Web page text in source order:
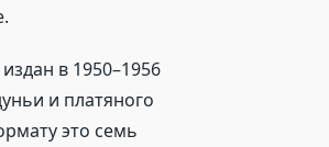
в 1950–1956
и платяного
это семь